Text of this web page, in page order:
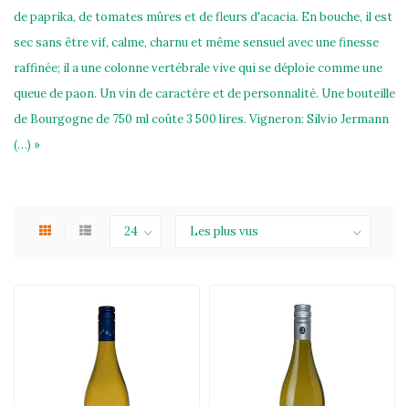
de paprika, de tomates mûres et de fleurs d'acacia. En bouche, il est
sec sans être vif, calme, charnu et même sensuel avec une finesse
raffinée; il a une colonne vertébrale vive qui se déploie comme une
queue de paon. Un vin de caractère et de personnalité. Une bouteille
de Bourgogne de 750 ml coûte 3 500 lires. Vigneron: Silvio Jermann
(…) »